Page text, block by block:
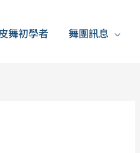
舞初學者 舞團訊息